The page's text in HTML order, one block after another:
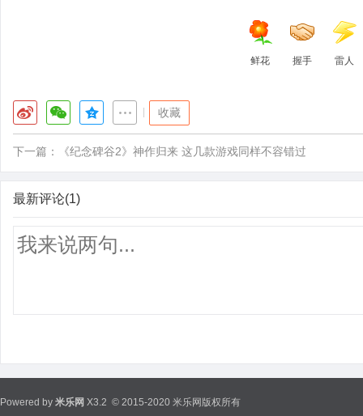
鲜花 握手 雷人
收藏
下一篇： 《纪念碑谷2》神作归来 这几款游戏同样不容错过
最新评论(1)
Powered by 米乐网 X3.2 © 2015-2020 米乐网版权所有